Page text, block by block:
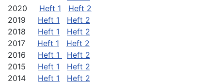
2020 Heft 1
Heft 2
2019 Heft 1
Heft 2
2018 Heft 1
Heft 2
2017 Heft 1
Heft 2
2016 Heft 1
Heft 2
2015 Heft 1
Heft 2
2014 Heft 1
Heft 2